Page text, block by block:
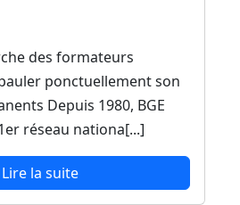
des formateurs
ponctuellement son
Depuis 1980, BGE
réseau nationa[...]
Lire la suite